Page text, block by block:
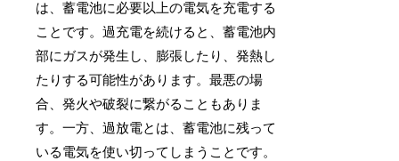
は、蓄電池に必要以上の電気を充電する
ことです。過充電を続けると、蓄電池内
部にガスが発生し、膨張したり、発熱し
たりする可能性があります。最悪の場
合、発火や破裂に繋がることもありま
す。一方、過放電とは、蓄電池に残って
いる電気を使い切ってしまうことです。